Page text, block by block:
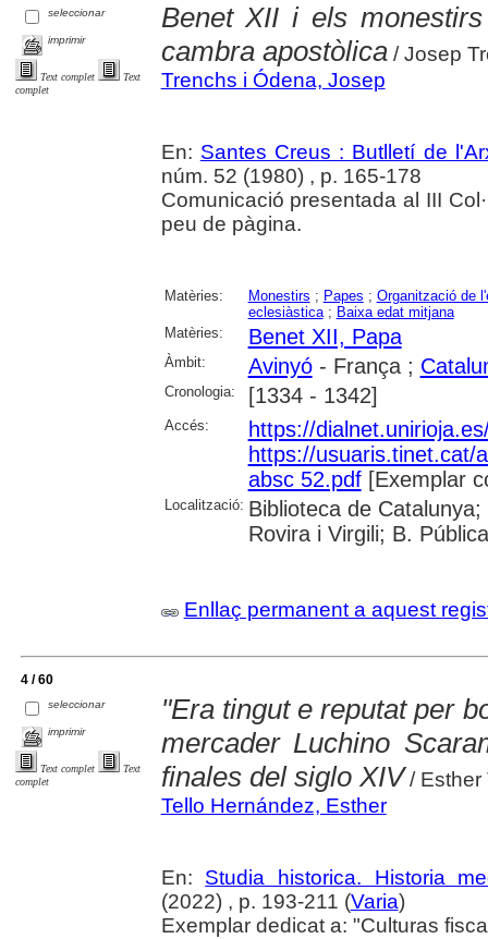
seleccionar
imprimir
Text complet
Text
complet
Benet XII i els
cambra apostòlica/ Josep
Trenchs i Ódena, Josep
En: Santes Creus : Butlletí de
núm. 52 (1980) , p. 165-178
Comunicació presentada al III
peu de pàgina.
Matèries: Monestirs ; Papes ; Organització de
eclesiàstica; Baixa edat mitjana
Matèries:
Benet XII, Papa
Àmbit: Avinyó- França ;
Cronologia: [1334 - 1342]
Accés:
https://
https://usuaris.tinet.cat/
absc 52.pdf[Exemplar
Localització: Biblioteca de
Rovira i Virgili; B.
Enllaç permanent a aquest
4 / 60
seleccionar
imprimir
Text complet
Text
complet
"Era tingut e reputat per
mercader Luchino
finales del siglo XIV/ Esther
Tello Hernández, Esther
En: Studia historica. Historia
(2022) , p. 193-211 (Varia)
Exemplar dedicat a: "Culturas